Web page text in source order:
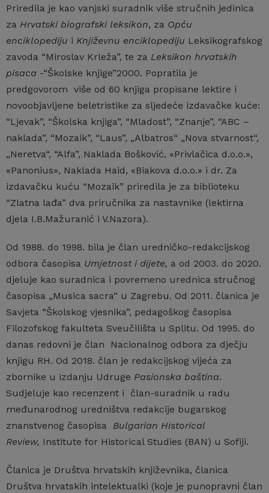
Priredila je kao vanjski suradnik više stručnih jedinica
za Hrvatski biografski leksikon, za Opću
enciklopediju i Književnu enciklopediju Leksikografskog
zavoda “Miroslav Krleža”, te za Leksikon hrvatskih
pisaca -“Školske knjige”2000. Popratila je
predgovorom više od 60 knjiga propisane lektire i
novoobjavljene beletristike za sljedeće izdavačke kuće:
“Ljevak”, “Školska knjiga”, “Mladost”, “Znanje”, “ABC –
naklada”, “Mozaik”, “Laus”, „Albatros“ „Nova stvarnost“,
„Neretva“, “Alfa”, Naklada Bošković, «Privlačica d.o.o.»,
«Panonius», Naklada Haid, «Biakova d.o.o.» i dr. Za
izdavačku kuću “Mozaik” priredila je za biblioteku
“Zlatna lađa” dva priručnika za nastavnike (lektirna
djela I.B.Mažuranić i V.Nazora).
Od 1988. do 1998. bila je član uredničko-redakcijskog
odbora časopisa Umjetnost i dijete, a od 2003. do 2020.
djeluje kao suradnica i povremeno urednica stručnog
časopisa „Musica sacra“ u Zagrebu. Od 2011. članica je
Savjeta “Školskog vjesnika”, pedagoškog časopisa
Filozofskog fakulteta Sveučilišta u Splitu. Od 1995. do
danas redovni je član Nacionalnog odbora za dječju
knjigu RH. Od 2018. član je redakcijskog vijeća za
zbornike u izdanju Udruge Pasionska baština.
Sudjeluje kao recenzent i član-suradnik u radu
međunarodnog uredništva redakcije bugarskog
znanstvenog časopisa
Bulgarian Historical
Review, Institute for Historical Studies (BAN) u Sofiji.
Članica je Društva hrvatskih književnika, članica
Društva hrvatskih intelektualki (koje je punopravni član